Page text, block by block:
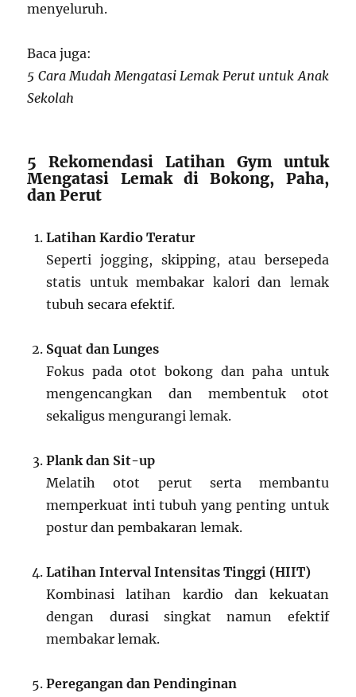
menyeluruh.
Baca juga:
5 Cara Mudah Mengatasi Lemak Perut untuk Anak
Sekolah
5 Rekomendasi Latihan Gym untuk
Mengatasi Lemak di Bokong, Paha,
dan Perut
Latihan Kardio Teratur
Seperti jogging, skipping, atau bersepeda
statis untuk membakar kalori dan lemak
tubuh secara efektif.
Squat dan Lunges
Fokus pada otot bokong dan paha untuk
mengencangkan dan membentuk otot
sekaligus mengurangi lemak.
Plank dan Sit-up
Melatih otot perut serta membantu
memperkuat inti tubuh yang penting untuk
postur dan pembakaran lemak.
Latihan Interval Intensitas Tinggi (HIIT)
Kombinasi latihan kardio dan kekuatan
dengan durasi singkat namun efektif
membakar lemak.
Peregangan dan Pendinginan